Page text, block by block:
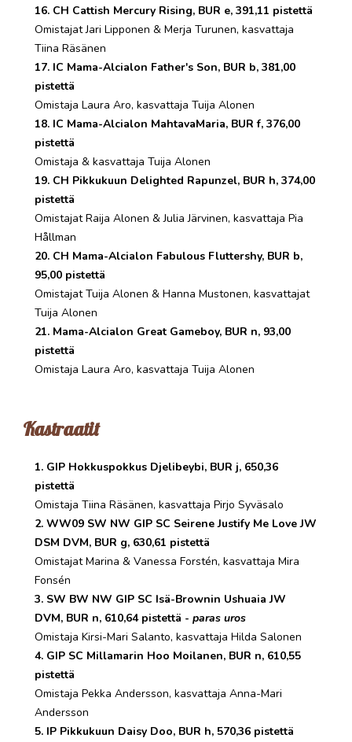
16. CH Cattish Mercury Rising, BUR e, 391,11 pistettä
Omistajat Jari Lipponen & Merja Turunen, kasvattaja
Tiina Räsänen
17. IC Mama-Alcialon Father's Son, BUR b, 381,00
pistettä
Omistaja Laura Aro, kasvattaja Tuija Alonen
18. IC Mama-Alcialon MahtavaMaria, BUR f, 376,00
pistettä
Omistaja & kasvattaja Tuija Alonen
19. CH Pikkukuun Delighted Rapunzel, BUR h, 374,00
pistettä
Omistajat Raija Alonen & Julia Järvinen, kasvattaja Pia
Hållman
20. CH Mama-Alcialon Fabulous Fluttershy, BUR b,
95,00 pistettä
Omistajat Tuija Alonen & Hanna Mustonen, kasvattajat
Tuija Alonen
21. Mama-Alcialon Great Gameboy, BUR n, 93,00
pistettä
Omistaja Laura Aro, kasvattaja Tuija Alonen
Kastraatit
1. GIP Hokkuspokkus Djelibeybi, BUR j, 650,36
pistettä
Omistaja Tiina Räsänen, kasvattaja Pirjo Syväsalo
2. WW09 SW NW GIP SC Seirene Justify Me Love JW
DSM DVM, BUR g, 630,61 pistettä
Omistajat Marina & Vanessa Forstén, kasvattaja Mira
Fonsén
3. SW BW NW GIP SC Isä-Brownin Ushuaia JW
DVM, BUR n, 610,64 pistettä - paras uros
Omistaja Kirsi-Mari Salanto, kasvattaja Hilda Salonen
4. GIP SC Millamarin Hoo Moilanen, BUR n, 610,55
pistettä
Omistaja Pekka Andersson, kasvattaja Anna-Mari
Andersson
5. IP Pikkukuun Daisy Doo, BUR h, 570,36 pistettä